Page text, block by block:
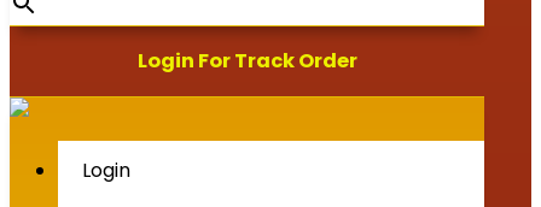
Login For Track Order
Login